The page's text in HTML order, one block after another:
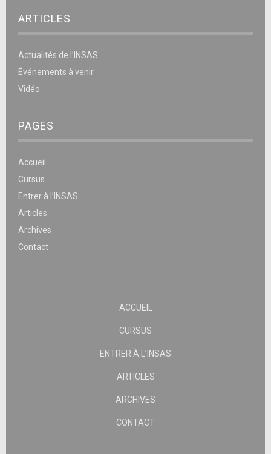
ARTICLES
Actualités de l’INSAS
Événements à venir
Vidéo
PAGES
Accueil
Cursus
Entrer à l’INSAS
Articles
Archives
Contact
ACCUEIL
CURSUS
ENTRER À L’INSAS
ARTICLES
ARCHIVES
CONTACT